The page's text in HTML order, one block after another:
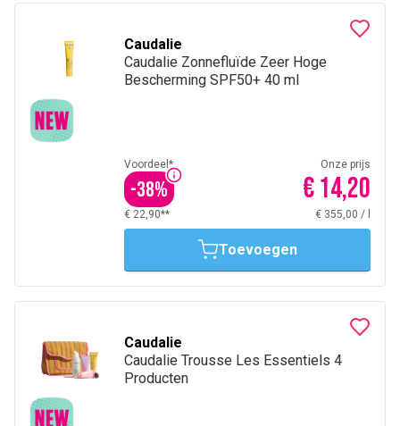
Caudalie
Caudalie Zonnefluïde Zeer Hoge
Bescherming SPF50+ 40 ml
Voordeel*
-38%
Onze prijs
€ 14,20
€ 22,90** € 355,00 /
Toevoegen
Caudalie
Caudalie Trousse Les Essentiels 4
Producten